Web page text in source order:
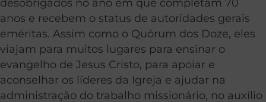
desobrigados no ano em que completam 70
anos e recebem o status de autoridades gerais
eméritas. Assim como o Quórum dos Doze, eles
viajam para muitos lugares para ensinar o
evangelho de Jesus Cristo, para apoiar e
aconselhar os líderes da Igreja e ajudar na
administração do trabalho missionário, no auxílio